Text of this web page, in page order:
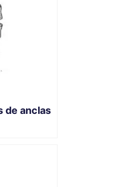
de anclas